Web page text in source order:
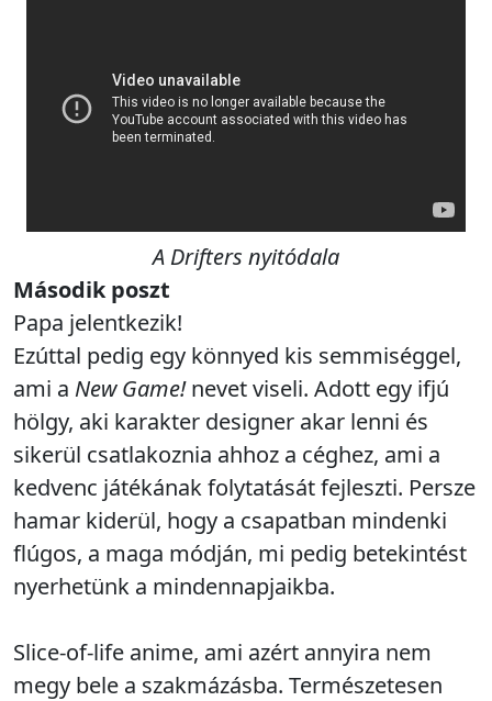
A Drifters nyitódala
Második poszt
Papa jelentkezik!
Ezúttal pedig egy könnyed kis semmiséggel,
ami a New Game!nevet viseli. Adott egy ifjú
hölgy, aki karakter designer akar lenni és
sikerül csatlakoznia ahhoz a céghez, ami a
kedvenc játékának folytatását fejleszti. Persze
hamar kiderül, hogy a csapatban mindenki
flúgos, a maga módján, mi pedig betekintést
nyerhetünk a mindennapjaikba.
Slice-of-life anime, ami azért annyira nem
megy bele a szakmázásba. Természetesen